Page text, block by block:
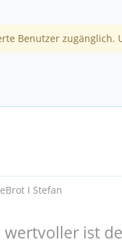
Benutzer
I Stefan
wertvoller ist